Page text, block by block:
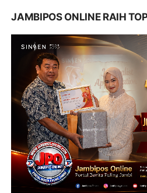
JAMBIPOS ONLINE RAIH